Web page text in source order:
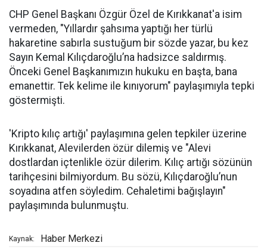
CHP Genel Başkanı Özgür Özel de Kırıkkanat'a isim
vermeden, "Yıllardır şahsıma yaptığı her türlü
hakaretine sabırla sustuğum bir sözde yazar, bu kez
Sayın Kemal Kılıçdaroğlu’na hadsizce saldırmış.
Önceki Genel Başkanımızın hukuku en başta, bana
emanettir. Tek kelime ile kınıyorum" paylaşımıyla tepki
göstermişti.
'Kripto kılıç artığı' paylaşımına gelen tepkiler üzerine
Kırıkkanat, Alevilerden özür dilemiş ve "Alevi
dostlardan içtenlikle özür dilerim. Kılıç artığı sözünün
tarihçesini bilmiyordum. Bu sözü, Kılıçdaroğlu’nun
soyadına atfen söyledim. Cehaletimi bağışlayın"
paylaşımında bulunmuştu.
Kaynak: Haber Merkezi